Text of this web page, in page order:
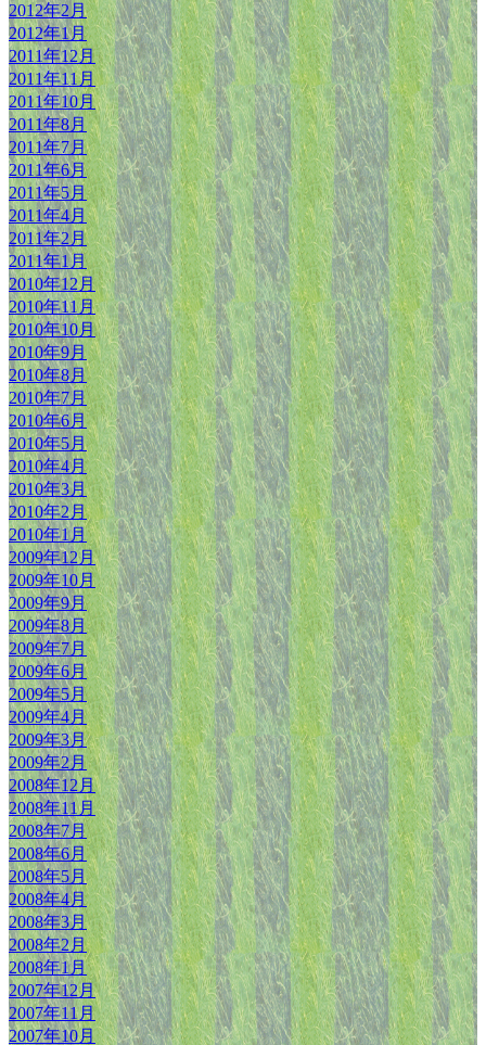
2012年2月
2012年1月
2011年12月
2011年11月
2011年10月
2011年8月
2011年7月
2011年6月
2011年5月
2011年4月
2011年2月
2011年1月
2010年12月
2010年11月
2010年10月
2010年9月
2010年8月
2010年7月
2010年6月
2010年5月
2010年4月
2010年3月
2010年2月
2010年1月
2009年12月
2009年10月
2009年9月
2009年8月
2009年7月
2009年6月
2009年5月
2009年4月
2009年3月
2009年2月
2008年12月
2008年11月
2008年7月
2008年6月
2008年5月
2008年4月
2008年3月
2008年2月
2008年1月
2007年12月
2007年11月
2007年10月